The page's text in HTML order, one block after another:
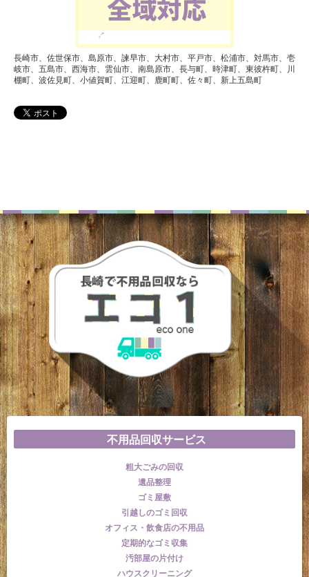
長崎市、佐世保市、島原市、諫早市、大村市、平戸市、松浦市、対馬市、壱
岐市、五島市、西海市、雲仙市、南島原市、長与町、時津町、東彼杵町、川
棚町、波佐見町、小値賀町、江迎町、鹿町町、佐々町、新上五島町
不用品回収サービス
粗大ごみの回収
遺品整理
ゴミ屋敷
引越しのゴミ回収
オフィス・飲食店の不用品
定期的なゴミ収集
汚部屋の片付け
ハウスクリーニング